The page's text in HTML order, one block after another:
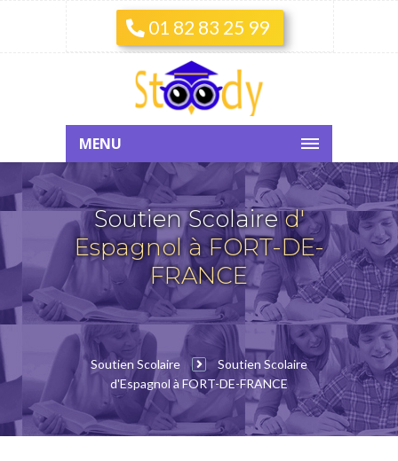
01 82 83 25 99
MENU
Soutien Scolaired'
Espagnol à FORT-DE-
FRANCE
Soutien Scolaire
Soutien Scolaire
d'Espagnol à FORT-DE-FRANCE